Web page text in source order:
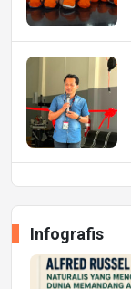
Infografis